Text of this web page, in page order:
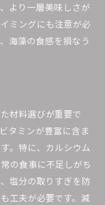
より一層美味しさが
ミングにも注意が必
海藻の食感を損なう
材料選びが重要で
タミンが豊富に含ま
。特に、カルシウム
の食事に不足しがち
塩分の取りすぎを防
工夫が必要です。減